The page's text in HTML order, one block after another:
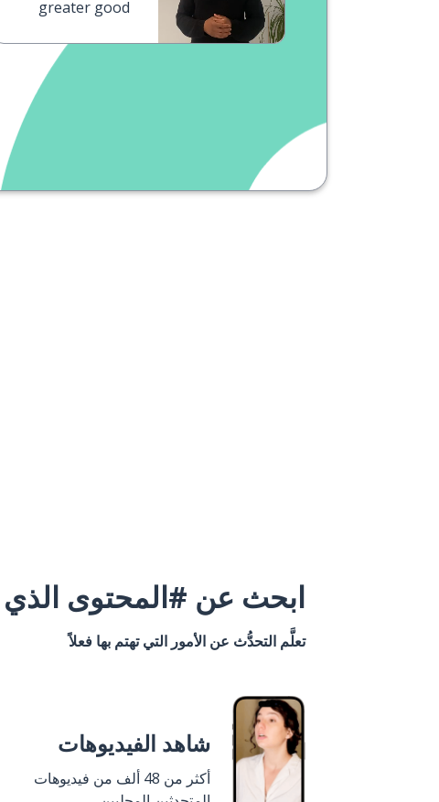
greater good
ابحث عن #المحتوى الذي
تعلَّم التحدُّث عن الأمور التي تهتم بها فعلاً
شاهد الفيديوهات
أكثر من 48 ألف من فيديوهات